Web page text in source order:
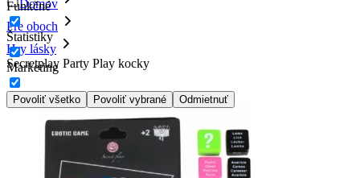
Funkčné
Štatistiky
Marketing
Povoliť všetko Povoliť vybrané Odmietnuť
Domov
Pre oboch
Hry lásky
Secretplay Party Play kocky